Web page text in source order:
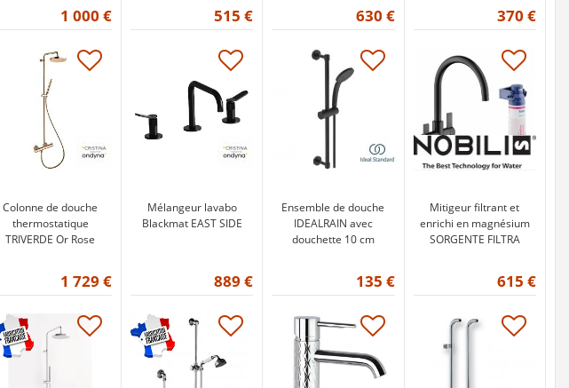
1 000 € 515 € 630 € 370 €
Colonne de douche
thermostatique
TRIVERDE Or Rose
1 729 €
Mélangeur lavabo
Blackmat EAST SIDE
889 €
Ensemble de douche
IDEALRAIN avec
douchette 10 cm
135 €
Mitigeur filtrant et
enrichi en magnésium
SORGENTE FILTRA
615 €